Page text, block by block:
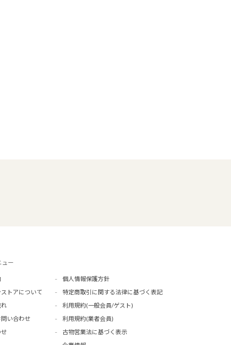
ュー
トアについて
れ
い合わせ
個人情報保護方針
特定商取引に関する法律に基づく表記
利用規約(一般会員/ゲスト)
利用規約(業者会員)
古物営業法に基づく表示